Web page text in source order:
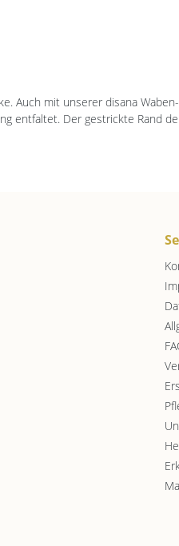
Auch mit unserer disana
entfaltet. Der gestrickte Rand